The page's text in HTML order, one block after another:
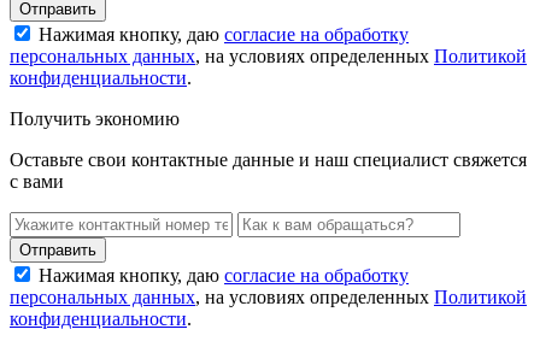
Нажимая кнопку, даю согласие на обработку
персональных данных, на условиях определенных Политикой
конфиденциальности.
Получить экономию
Оставьте свои контактные данные и наш специалист свяжется
с вами
Нажимая кнопку, даю согласие на обработку
персональных данных, на условиях определенных Политикой
конфиденциальности.